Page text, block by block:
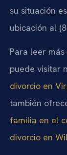
su situación
ubicación al
Para leer
puede visitar
divorcio en
también
familia en el
divorcio en